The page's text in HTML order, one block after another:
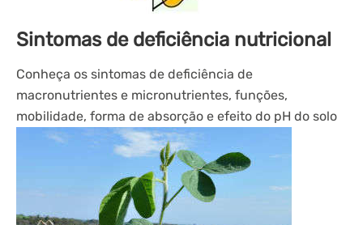
Sintomas de deficiência nutricional
Conheça os sintomas de deficiência de
macronutrientes e micronutrientes, funções,
mobilidade, forma de absorção e efeito do pH do solo